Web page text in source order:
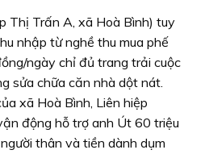
Thị Trấn A, xã Hoà Bình) tuy
nhập từ nghề thu mua phế
ngày chỉ đủ trang trải cuộc
sửa chữa căn nhà dột nát.
xã Hoà Bình, Liên hiệp
động hỗ trợ anh Út 60 triệu
thân và tiền dành dụm